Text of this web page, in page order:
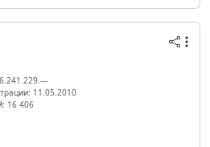
11.05.2010
16 406